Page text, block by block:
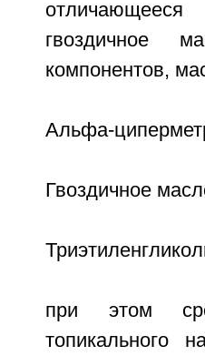
гвоздичное
компонентов,
Альфа-
Гвоздичное
при этом
топикального